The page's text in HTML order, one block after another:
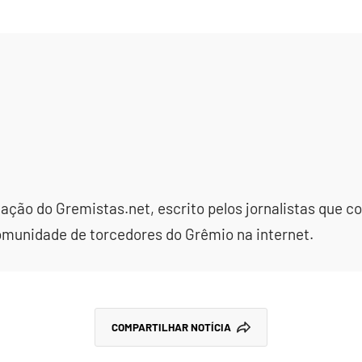
do Gremistas.net, escrito pelos jornalistas que
de torcedores do Grêmio na internet.
COMPARTILHAR NOTÍCIA